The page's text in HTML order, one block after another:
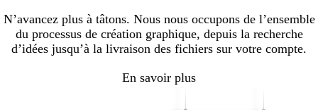
N’avancez plus à tâtons. Nous nous occupons de l’ensemble
du processus de création graphique, depuis la recherche
d’idées jusqu’à la livraison des fichiers sur votre compte.
En savoir plus